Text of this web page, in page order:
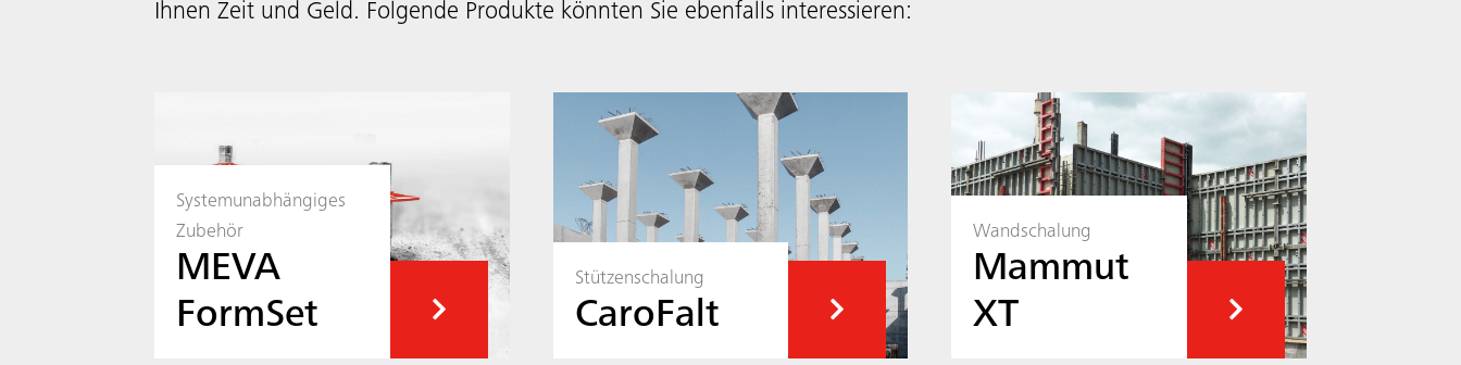
Ihnen Zeit und Geld. Folgende Produkte könnten Sie ebenfalls interessieren:
Systemunabhängiges
Zubehör
MEVA
FormSet
Stützenschalung
CaroFalt
Wandschalung
Mammut
XT